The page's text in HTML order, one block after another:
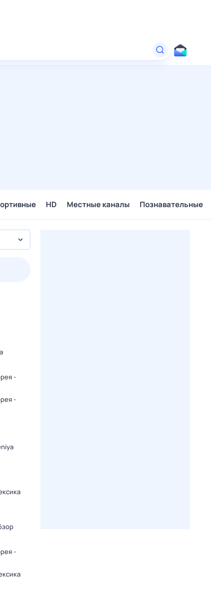
HD Местные каналы Познавательные
-
-
-